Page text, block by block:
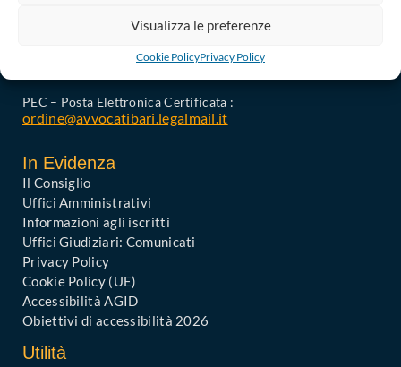
Visualizza le preferenze
Cookie PolicyPrivacy Policy
Telefono : 080 574 91 54 / 080 527 73 24
Codice Fiscale: 80019470725
PEC – Posta Elettronica Certificata :
ordine@avvocatibari.legalmail.it
In Evidenza
Il Consiglio
Uffici Amministrativi
Informazioni agli iscritti
Uffici Giudiziari: Comunicati
Privacy Policy
Cookie Policy (UE)
Accessibilità AGID
Obiettivi di accessibilità 2026
Utilità